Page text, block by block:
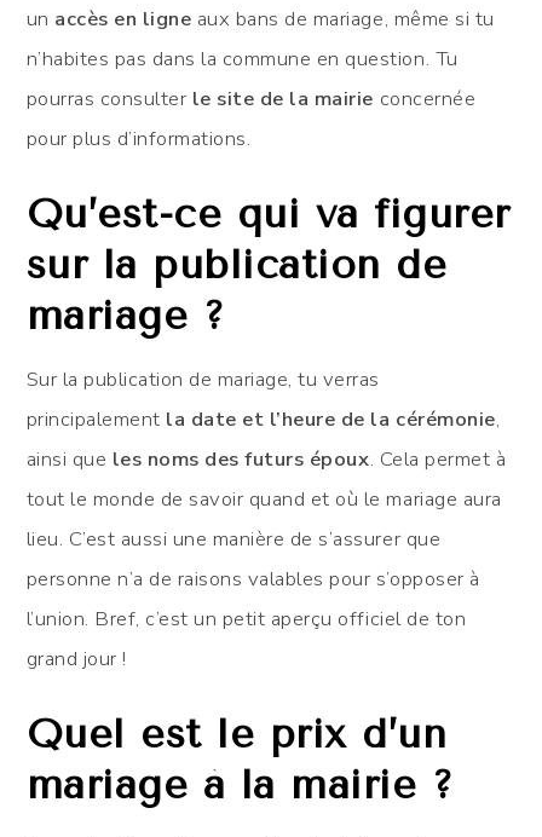
un accès en ligne aux bans de mariage, même si tu
n’habites pas dans la commune en question. Tu
pourras consulter le site de la mairie concernée
pour plus d’informations.
Qu’est-ce qui va figurer
sur la publication de
mariage ?
Sur la publication de mariage, tu verras
principalement la date et l’heure de la cérémonie,
ainsi que les noms des futurs époux. Cela permet à
tout le monde de savoir quand et où le mariage aura
lieu. C’est aussi une manière de s’assurer que
personne n’a de raisons valables pour s’opposer à
l’union. Bref, c’est un petit aperçu officiel de ton
grand jour !
Quel est le prix d’un
mariage à la mairie ?